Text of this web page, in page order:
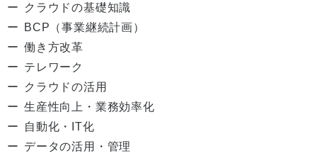
クラウドの基礎知識
BCP（事業継続計画）
働き方改革
テレワーク
クラウドの活用
生産性向上・業務効率化
自動化・IT化
データの活用・管理